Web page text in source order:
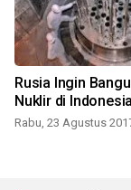
Rusia Ingin
Nuklir di Indonesia
Rabu, 23 Agustus